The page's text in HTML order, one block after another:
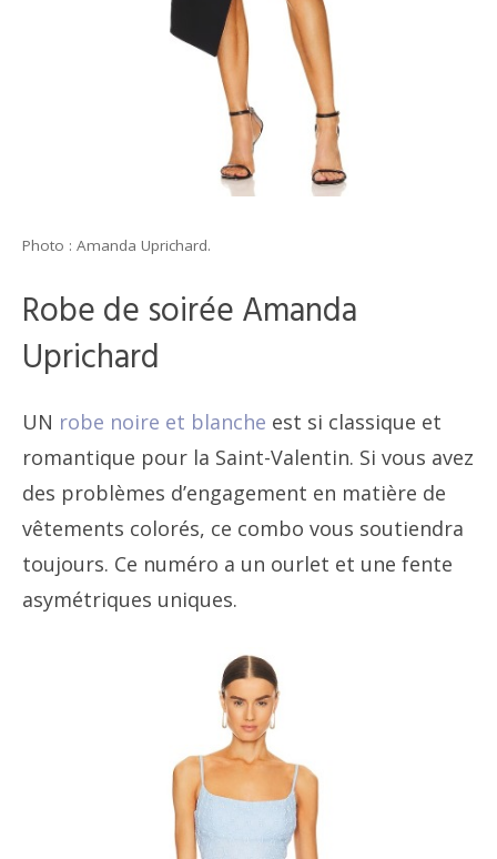
Photo : Amanda Uprichard.
Robe de soirée Amanda
Uprichard
UN robe noire et blanche est si classique et
romantique pour la Saint-Valentin. Si vous avez
des problèmes d’engagement en matière de
vêtements colorés, ce combo vous soutiendra
toujours. Ce numéro a un ourlet et une fente
asymétriques uniques.